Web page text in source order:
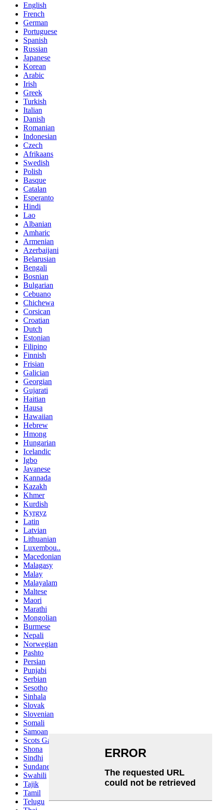
English
French
German
Portuguese
Spanish
Russian
Japanese
Korean
Arabic
Irish
Greek
Turkish
Italian
Danish
Romanian
Indonesian
Czech
Afrikaans
Swedish
Polish
Basque
Catalan
Esperanto
Hindi
Lao
Albanian
Amharic
Armenian
Azerbaijani
Belarusian
Bengali
Bosnian
Bulgarian
Cebuano
Chichewa
Corsican
Croatian
Dutch
Estonian
Filipino
Finnish
Frisian
Galician
Georgian
Gujarati
Haitian
Hausa
Hawaiian
Hebrew
Hmong
Hungarian
Icelandic
Igbo
Javanese
Kannada
Kazakh
Khmer
Kurdish
Kyrgyz
Latin
Latvian
Lithuanian
Luxembou..
Macedonian
Malagasy
Malay
Malayalam
Maltese
Maori
Marathi
Mongolian
Burmese
Nepali
Norwegian
Pashto
Persian
Punjabi
Serbian
Sesotho
Sinhala
Slovak
Slovenian
Somali
Samoan
Scots Gaelic
Shona
Sindhi
Sundanese
Swahili
Tajik
Tamil
Telugu